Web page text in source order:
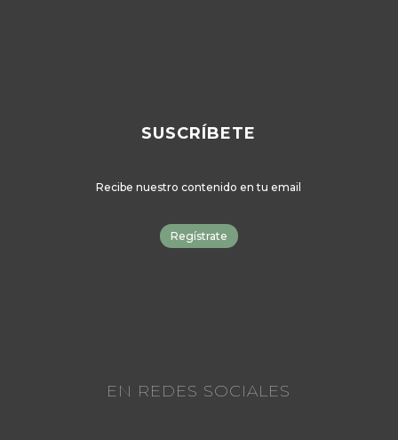
SUSCRÍBETE
Recibe nuestro contenido en tu email
Regístrate
EN REDES SOCIALES